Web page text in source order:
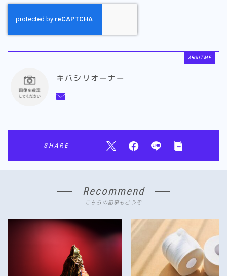
ABOUT ME
キバシリオーナー
SHARE
Recommend
こちらの記事もどうぞ